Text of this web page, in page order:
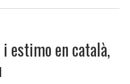
i estimo en català,